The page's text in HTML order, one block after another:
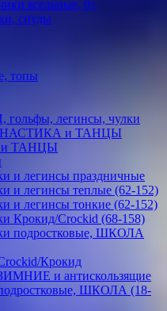
ясельные, 0+
снуды
топы
легинсы, чулки
и ТАНЦЫ
и ТАНЦЫ
и легинсы праздничные
и легинсы теплые (62-152)
и легинсы тонкие (62-152)
Крокид/Crockid (68-158)
подростковые, ШКОЛА
Крокид
и антискользящие
ШКОЛА (18-